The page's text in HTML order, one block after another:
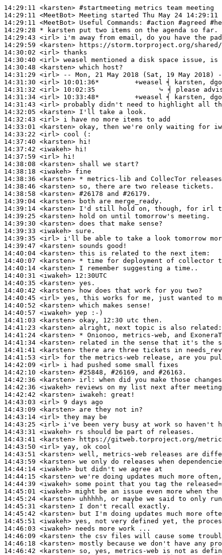
14:29:11 <karsten> #startmeeting metrics team meeting
14:29:11 <MeetBot>
14:29:11 <MeetBot>
14:29:28 * karsten
put two items on the agenda so
14:29:43 <irl>
14:29:59 <karsten>
14:30:02 <irl>
14:30:40 <irl>
14:30:48 <karsten>
14:31:29 <irl>
14:31:30 <irl>
14:31:32 <irl>
14:31:34 <irl>
14:31:43 <irl>
14:32:05 <karsten>
14:32:43 <irl>
14:33:01 <karsten>
14:33:22 <irl>
14:37:40 <karsten>
14:37:42 <iwakeh>
14:37:59 <irl>
14:38:08 <karsten>
14:38:18 <iwakeh>
14:38:36 <karsten>
14:38:46 <karsten>
14:38:58 <karsten> #26178 and #26179.
14:39:04 <karsten>
14:39:14 <karsten>
14:39:25 <karsten>
14:39:30 <karsten>
14:39:33 <iwakeh>
14:39:35 <irl>
14:39:47 <karsten>
14:40:04 <karsten>
14:40:07 <karsten>
14:40:14 <karsten>
14:40:31 <iwakeh>
14:40:35 <karsten>
14:40:42 <karsten>
14:40:45 <irl>
14:40:52 <karsten>
14:40:57 <iwakeh>
14:41:03 <karsten>
14:41:23 <karsten>
14:41:24 <karsten>
14:41:34 <karsten>
14:41:41 <karsten>
14:41:53 <irl>
14:42:09 <irl>
14:42:10 <karsten> #25848, #26169, and #26163.
14:42:36 <karsten> irl:
14:42:36 <iwakeh>
14:42:42 <karsten> iwakeh:
14:43:03 <irl>
14:43:09 <karsten>
14:43:14 <irl>
14:43:25 <irl>
14:43:31 <iwakeh>
14:43:41 <karsten>
14:43:50 <irl>
14:43:51 <karsten>
14:43:59 <karsten>
14:44:14 <iwakeh>
14:44:15 <karsten>
14:44:39 <iwakeh>
14:45:01 <iwakeh>
14:45:24 <karsten>
14:45:31 <karsten>
14:45:42 <karsten>
14:45:51 <iwakeh>
14:46:03 <iwakeh>
14:46:09 <karsten>
14:46:18 <karsten>
14:46:42 <karsten>